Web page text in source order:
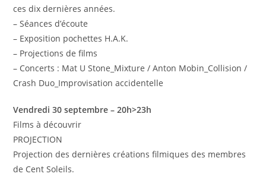
ces dix dernières années.
– Séances d’écoute
– Exposition pochettes H.A.K.
– Projections de films
– Concerts : Mat U Stone_Mixture / Anton Mobin_Collision /
Crash Duo_Improvisation accidentelle
Vendredi 30 septembre – 20h>23h
Films à découvrir
PROJECTION
Projection des dernières créations filmiques des membres
de Cent Soleils.